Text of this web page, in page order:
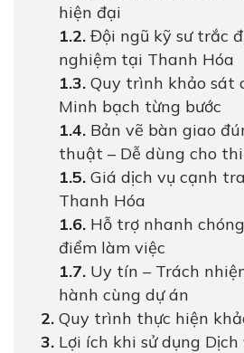
hiện đại
Đội ngũ kỹ sư trắc
nghiệm tại Thanh Hóa
Quy trình khảo sát
Minh bạch từng bước
Bản vẽ bàn giao
thuật – Dễ dùng cho
Giá dịch vụ cạnh
Thanh Hóa
Hỗ trợ nhanh
điểm làm việc
Uy tín – Trách
hành cùng dự án
Quy trình thực hiện
Lợi ích khi sử dụng